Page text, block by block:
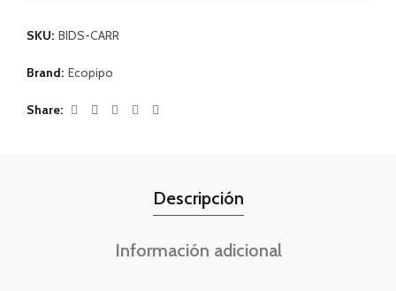
SKU: BIDS-CARR
Brand: Ecopipo
Share
Descripción
Información adicional